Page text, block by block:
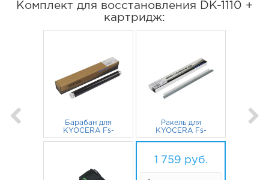
Комплект для восстановления DK-1110 +
картридж:
Барабан для
KYOCERA Fs-
1020MFP, Fs-1040,
1060DN DK-1110
100000 стр. CET
Ракель для
KYOCERA Fs-
1020MFP, Fs-1040,
1120MFP, Fs-
1 759 руб.